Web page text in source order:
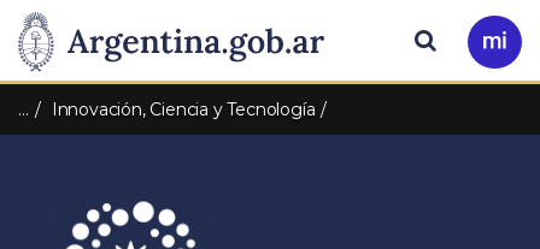
Presidencia
de
Nación
Pasar al contenido principal
Ir
a
Buscar
… Innovación, Ciencia y Tecnología